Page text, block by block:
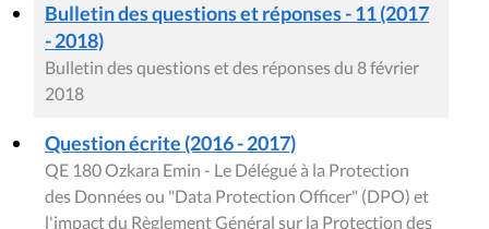
Bulletin des questions et réponses - 11 (2017
- 2018)
Bulletin des questions et des réponses du 8 février
2018
Question écrite (2016 - 2017)
QE 180 Ozkara Emin - Le Délégué à la Protection
des Données ou "Data Protection Officer" (DPO) et
l'impact du Règlement Général sur la Protection des